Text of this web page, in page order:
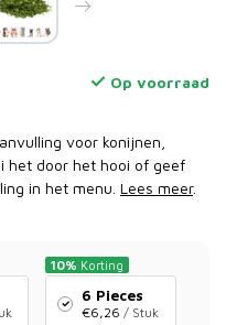
Op voorraad
voor konijnen,
het door het hooi of geef
in het menu. Lees meer.
10% Korting
6 Pieces
€6,26 / Stuk